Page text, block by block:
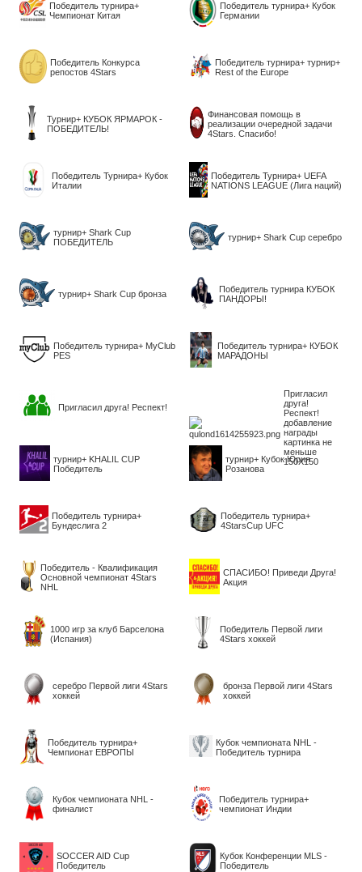
Победитель турнира+
Чемпионат Китая
Победитель турнира+ Кубок
Германии
Победитель Конкурса
репостов 4Stars
Победитель турнира+ турнир+
Rest of the Europe
Турнир+ КУБОК ЯРМАРОК -
ПОБЕДИТЕЛЬ!
Финансовая помощь в
реализации очередной задачи
4Stars. Спасибо!
Победитель Турнира+ Кубок
Италии
Победитель Турнира+ UEFA
NATIONS LEAGUE (Лига наций)
турнир+ Shark Cup
ПОБЕДИТЕЛЬ
турнир+ Shark Cup серебро
турнир+ Shark Cup бронза
Победитель турнира КУБОК
ПАНДОРЫ!
Победитель турнира+ MyClub
PES
Победитель турнира+ КУБОК
МАРАДОНЫ
Пригласил друга! Респект!
Пригласил
друга!
Респект!
добавление
награды
картинка не
меньше
150X150
турнир+ KHALIL CUP
Победитель
турнир+ Кубок Юрия
Розанова
Победитель турнира+
Бундеслига 2
Победитель турнира+
4StarsCup UFC
Победитель - Квалификация
Основной чемпионат 4Stars
NHL
СПАСИБО! Приведи Друга!
Акция
1000 игр за клуб Барселона
(Испания)
Победитель Первой лиги
4Stars хоккей
серебро Первой лиги 4Stars
хоккей
бронза Первой лиги 4Stars
хоккей
Победитель турнира+
Чемпионат ЕВРОПЫ
Кубок чемпионата NHL -
Победитель турнира
Кубок чемпионата NHL -
финалист
Победитель турнира+
чемпионат Индии
SOCCER AID Сup
Победитель
Кубок Конференции MLS -
Победитель